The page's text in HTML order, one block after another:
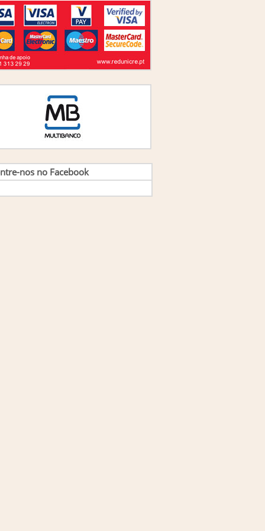
Lisboa, Arnaldo Coelho, Filipe Coelho e
(1)
M. Picado Horta(1)
M. S. Carvalho(4)
Manuel Lopes Gomes e Jorge Manuel
Pires(1)
Verissimo Lisboa e Carlos Ferreira Gomes(1)
Fernando Cunha Guimaraes(1)
Sá, Magda Pereira, Marcia Serra
Vasconcellos e Sá e Magda Pereira
Vasconcellos Sá,Magda Pereira,Fátima
Borges(1)
Vasconcelos e Sá(3)
António Afonseca e Gilberto Santos(1)
Carlos de Jesus Pedro(1)
Dantas(1)
Rui Nunes de Almeida(1)
nos no Facebook